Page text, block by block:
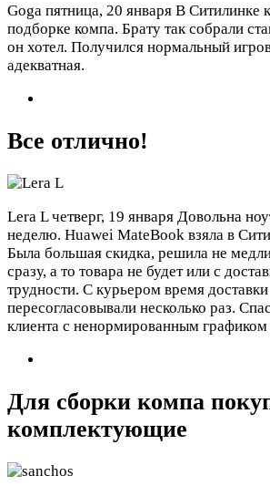
Goga пятница, 20 января В Ситилинке
подборке компа. Брату так собрали
он хотел. Получился нормальный
адекватная.
Все отлично!
Lera L четверг, 19 января Довольна
неделю. Huawei MateBook взяла в
Была большая скидка, решила не
сразу, а то товара не будет или с
трудности. С курьером время доставки
пересогласовывали несколько раз.
клиента с ненормированным
Для сборки компа
комплектующие